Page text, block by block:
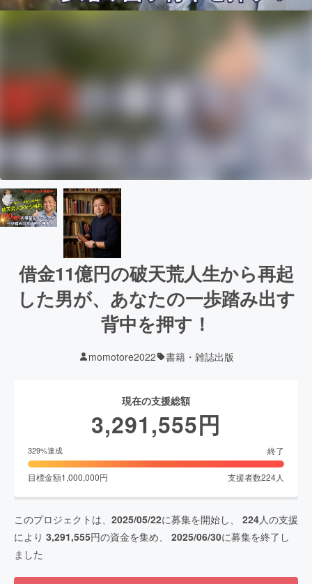
借金11億円の破天荒人生から再起
した男が、あなたの一歩踏み出す
背中を押す！
momotore2022 書籍・雑誌出版
現在の支援総額
3,291,555円
329%達成 終了
目標金額1,000,000円 支援者数224人
このプロジェクトは、 2025/05/22に募集を開始し、 224人の支援
により 3,291,555円の資金を集め、 2025/06/30に募集を終了し
ました